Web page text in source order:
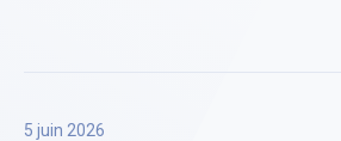
5 juin 2026